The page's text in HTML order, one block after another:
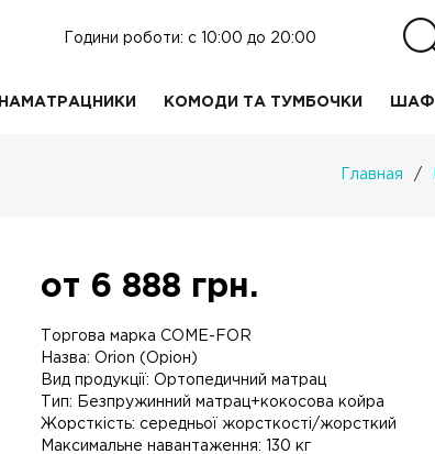
Години роботи: c 10:00 до 20:00
НАМАТРАЦНИКИ КОМОДИ ТА ТУМБОЧКИ
Главная /
от 6 888 грн.
Торгова марка COME-FOR
Назва: Orion (Оріон)
Вид продукції: Ортопедичний матрац
Тип: Безпружинний матрац+кокосова койра
Жорсткість: середньої жорсткості/жорсткий
Максимальне навантаження: 130 кг